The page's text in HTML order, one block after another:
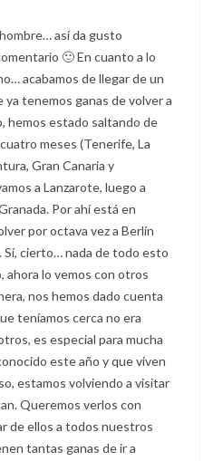
así da gusto
🙂 En cuanto a lo
acabamos de llegar de un
ya tenemos ganas de volver a
hemos estado saltando de
meses (Tenerife, La
Gran Canaria y
a Lanzarote, luego a
Por ahí está en
por octava vez a Berlín
Sí, cierto… nada de todo esto
ahora lo vemos con otros
nos hemos dado cuenta
teníamos cerca no era
es especial para mucha
este año y que viven
estamos volviendo a visitar
Queremos verlos con
de ellos a todos nuestros
tantas ganas de ir a